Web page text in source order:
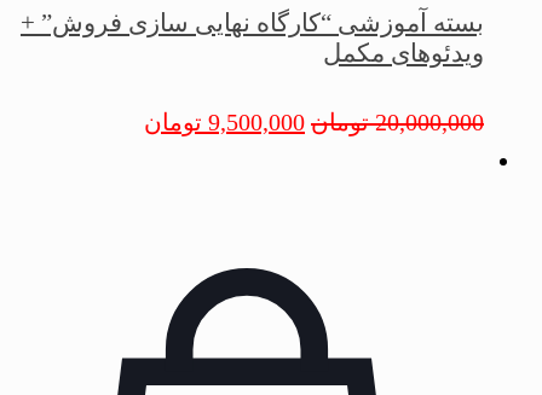
بسته آموزشی “کارگاه نهایی سازی فروش” +
ویدئوهای مکمل
20,000,000 تومان 9,500,000 تومان